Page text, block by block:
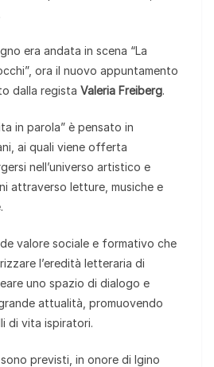
era andata in scena “La
ora il nuovo appuntamento
dalla regista Valeria Freiberg.
in parola” è pensato in
ai quali viene offerta
nell’universo artistico e
attraverso letture, musiche e
valore sociale e formativo che
l’eredità letteraria di
uno spazio di dialogo e
attualità, promuovendo
di vita ispiratori.
previsti, in onore di Igino